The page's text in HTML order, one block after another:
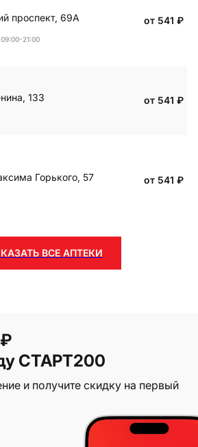
проспект, 69А
21:00
от 541 ₽
133 от 541 ₽
Горького, 57 от 541 ₽
ВСЕ АПТЕКИ
СТАРТ200
и получите скидку на первый